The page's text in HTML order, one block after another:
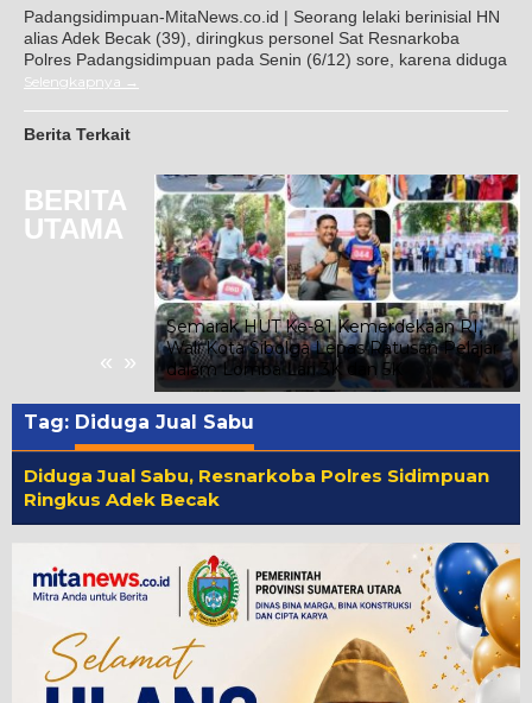
Padangsidimpuan-MitaNews.co.id | Seorang lelaki berinisial HN
alias Adek Becak (39), diringkus personel Sat Resnarkoba
Polres Padangsidimpuan pada Senin (6/12) sore, karena diduga
Selengkapnya
Berita Terkait
BERITA
UTAMA
« »
Semarak HUT Ke-81 Kemerdekaan RI,
Wali Kota Sibolga Lepas Ratusan Pelajar
dalam Lomba Lari 3K dan 5K
Tag: Diduga Jual Sabu
Diduga Jual Sabu, Resnarkoba Polres Sidimpuan
Ringkus Adek Becak